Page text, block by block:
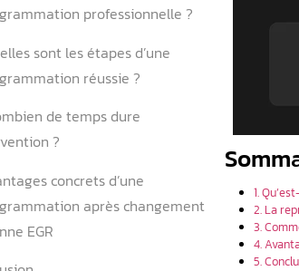
devient-elle indispensable ?
2.2 Comment savoir si votre véhicule a
2.3 Quels sont les risques sans
reprogrammation ?
3. Comment se déroule une
reprogrammation professionnelle ?